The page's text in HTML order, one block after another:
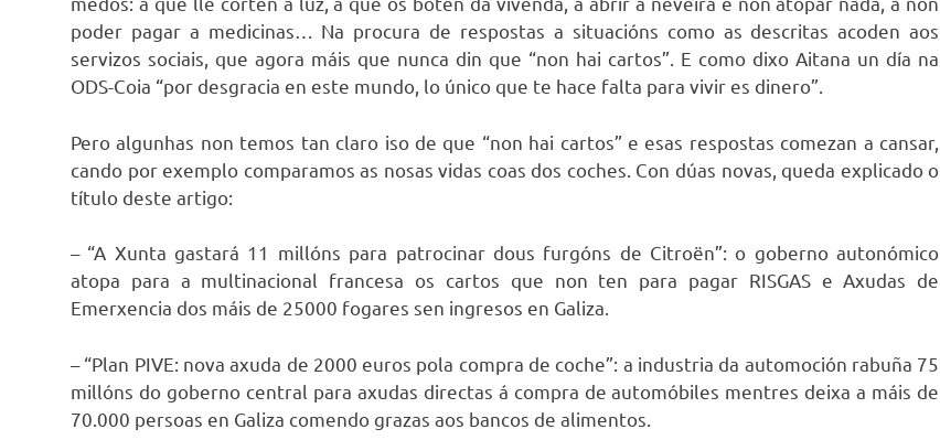
poder pagar a medicinas… Na procura de respostas a situacións como as descritas acoden aos
servizos sociais, que agora máis que nunca din que “non hai cartos”. E como dixo Aitana un día na
ODS-Coia “por desgracia en este mundo, lo único que te hace falta para vivir es dinero”.
Pero algunhas non temos tan claro iso de que “non hai cartos” e esas respostas comezan a cansar,
cando por exemplo comparamos as nosas vidas coas dos coches. Con dúas novas, queda explicado o
título deste artigo:
– “A Xunta gastará 11 millóns para patrocinar dous furgóns de Citroën”: o goberno autonómico
atopa para a multinacional francesa os cartos que non ten para pagar RISGAS e Axudas de
Emerxencia dos máis de 25000 fogares sen ingresos en Galiza.
– “Plan PIVE: nova axuda de 2000 euros pola compra de coche”: a industria da automoción rabuña 75
millóns do goberno central para axudas directas á compra de automóbiles mentres deixa a máis de
70.000 persoas en Galiza comendo grazas aos bancos de alimentos.